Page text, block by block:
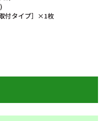
付タイプ］×1枚